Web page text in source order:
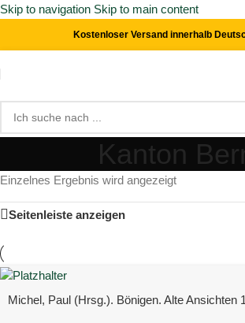
Skip to navigation Skip to main content
Kostenloser Versand innerhalb
Kanton
Einzelnes Ergebnis wird angezeigt
Seitenleiste anzeigen
Michel, Paul (Hrsg.). Bönigen. Alte Ansichten